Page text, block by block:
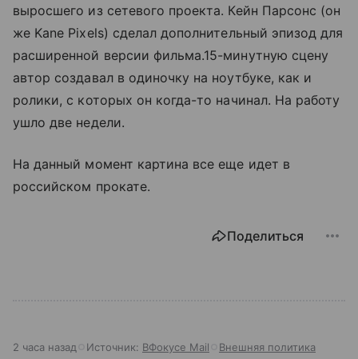
выросшего из сетевого проекта. Кейн Парсонс (он
же Kane Pixels) сделал дополнительный эпизод для
расширенной версии фильма.15-минутную сцену
автор создавал в одиночку на ноутбуке, как и
ролики, с которых он когда-то начинал. На работу
ушло две недели.
На данный момент картина все еще идет в
российском прокате.
Поделиться
2 часа назад Источник: ВФокусе Mail Внешняя политика